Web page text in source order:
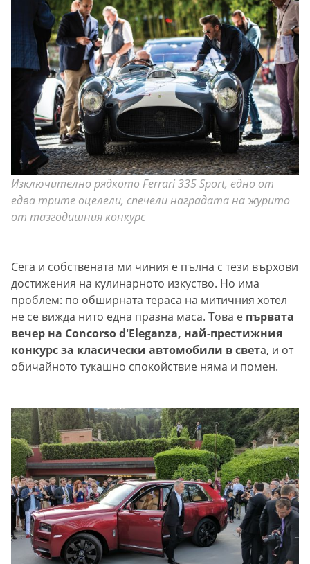
Изключително рядкото Ferrari 335 Sport, едно от
едва трите оцелели, спечели наградата на журито
от тазгодишния конкурс
Сега и собствената ми чиния е пълна с тези върхови
достижения на кулинарното изкуство. Но има
проблем: по обширната тераса на митичния хотел
не се вижда нито една празна маса. Това е първата
вечер на Concorsо d'Eleganza, най-престижния
конкурс за класически автомобили в света, и от
обичайното тукашно спокойствие няма и помен.